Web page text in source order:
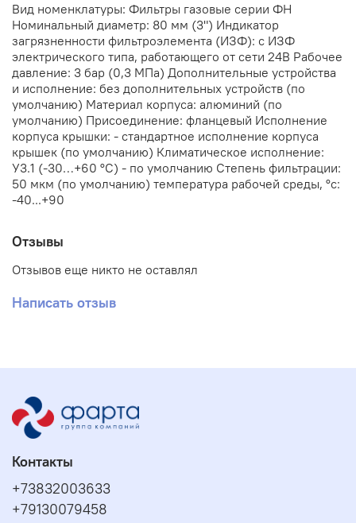
Вид номенклатуры: Фильтры газовые серии ФН
Номинальный диаметр: 80 мм (3") Индикатор
загрязненности фильтроэлемента (ИЗФ): с ИЗФ
электрического типа, работающего от сети 24В Рабочее
давление: 3 бар (0,3 МПа) Дополнительные устройства
и исполнение: без дополнительных устройств (по
умолчанию) Материал корпуса: алюминий (по
умолчанию) Присоединение: фланцевый Исполнение
корпуса крышки: - стандартное исполнение корпуса
крышек (по умолчанию) Климатическое исполнение:
У3.1 (-30…+60 °С) - по умолчанию Степень фильтрации:
50 мкм (по умолчанию) температура рабочей среды, °с:
-40...+90
Отзывы
Отзывов еще никто не оставлял
Написать отзыв
Контакты
+73832003633
+79130079458